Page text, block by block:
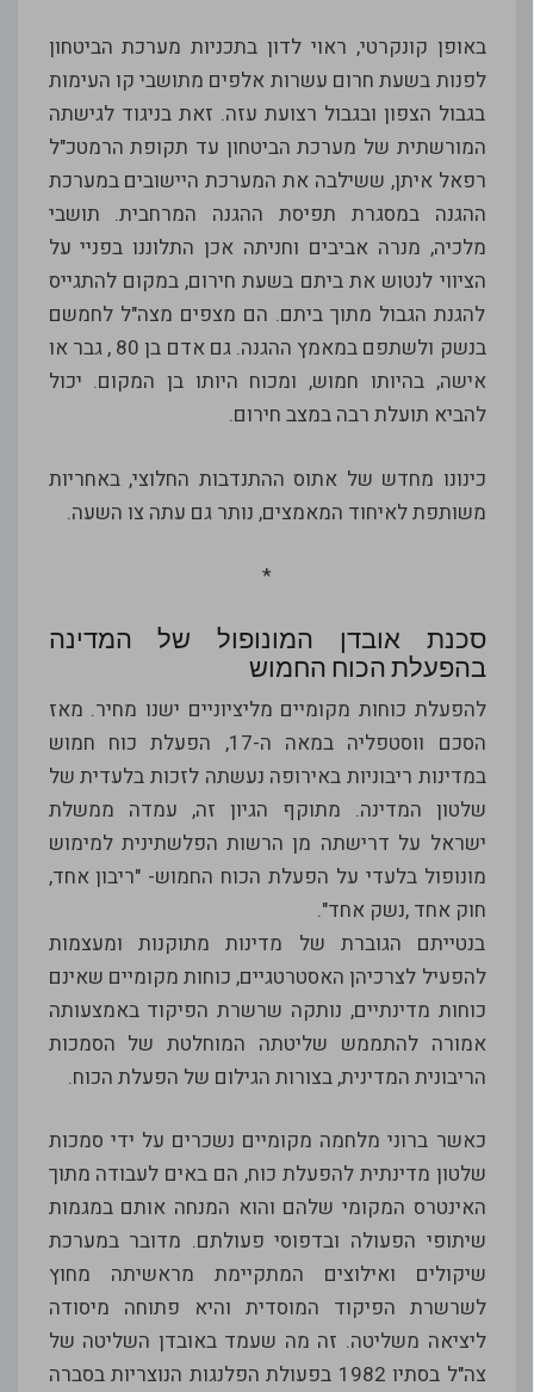
באופן קונקרטי, ראוי לדון בתכניות מערכת הביטחון
לפנות בשעת חרום עשרות אלפים מתושבי קו העימות
בגבול הצפון ובגבול רצועת עזה. זאת בניגוד לגישתה
המורשתית של מערכת הביטחון עד תקופת הרמטכ"ל
רפאל איתן, ששילבה את המערכת היישובים במערכת
ההגנה במסגרת תפיסת ההגנה המרחבית. תושבי
מלכיה, מנרה אביבים וחניתה אכן התלוננו בפניי על
הציווי לנטוש את ביתם בשעת חירום, במקום להתגייס
להגנת הגבול מתוך ביתם. הם מצפים מצה"ל לחמשם
בנשק ולשתפם במאמץ ההגנה. גם אדם בן 80 , גבר או
אישה, בהיותו חמוש, ומכוח היותו בן המקום. יכול
להביא תועלת רבה במצב חירום.
כינונו מחדש של אתוס ההתנדבות החלוצי, באחריות
משותפת לאיחוד המאמצים, נותר גם עתה צו השעה.
*
סכנת אובדן המונופול של המדינה
בהפעלת הכוח החמוש
להפעלת כוחות מקומיים מליציוניים ישנו מחיר. מאז
הסכם ווסטפליה במאה ה-17, הפעלת כוח חמוש
במדינות ריבוניות באירופה נעשתה לזכות בלעדית של
שלטון המדינה. מתוקף הגיון זה, עמדה ממשלת
ישראל על דרישתה מן הרשות הפלשתינית למימוש
מונופול בלעדי על הפעלת הכוח החמוש- "ריבון אחד,
חוק אחד ,נשק אחד".
בנטייתם הגוברת של מדינות מתוקנות ומעצמות
להפעיל לצרכיהן האסטרטגיים, כוחות מקומיים שאינם
כוחות מדינתיים, נותקה שרשרת הפיקוד באמצעותה
אמורה להתממש שליטתה המוחלטת של הסמכות
הריבונית המדינית, בצורות הגילום של הפעלת הכוח.
כאשר ברוני מלחמה מקומיים נשכרים על ידי סמכות
שלטון מדינתית להפעלת כוח, הם באים לעבודה מתוך
האינטרס המקומי שלהם והוא המנחה אותם במגמות
שיתופי הפעולה ובדפוסי פעולתם. מדובר במערכת
שיקולים ואילוצים המתקיימת מראשיתה מחוץ
לשרשרת הפיקוד המוסדית והיא פתוחה מיסודה
ליציאה משליטה. זה מה שעמד באובדן השליטה של
צה"ל בסתיו 1982 בפעולת הפלנגות הנוצריות בסברה